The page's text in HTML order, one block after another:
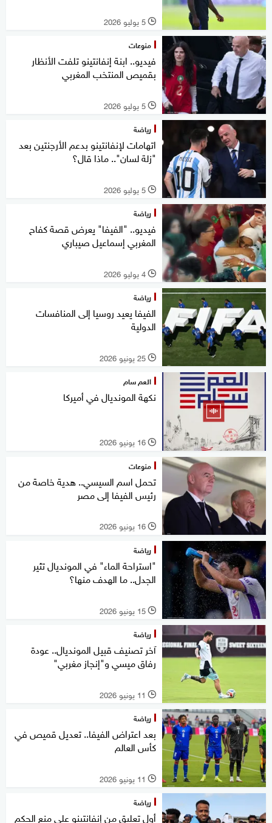
l 5 يوليو 2026
منوعات
فيديو.. ابنة إنفانتينو تلفت الأنظار
بقميص المنتخب المغربي
l 5 يوليو 2026
رياضة
اتهامات لإنفانتينو بدعم الأرجنتين بعد
"زلة لسان".. ماذا قال؟
l 5 يوليو 2026
رياضة
فيديو.. "الفيفا" يعرض قصة كفاح
المغربي إسماعيل صيباري
l 4 يوليو 2026
رياضة
الفيفا يعيد روسيا إلى المنافسات
الدولية
l 25 يونيو 2026
العم سام
نكهة المونديال في أميركا
l 16 يونيو 2026
منوعات
تحمل اسم السيسي.. هدية خاصة من
رئيس الفيفا إلى مصر
l 16 يونيو 2026
رياضة
"استراحة الماء" في المونديال تثير
الجدل.. ما الهدف منها؟
l 15 يونيو 2026
رياضة
آخر تصنيف قبيل المونديال.. عودة
رفاق ميسي و"إنجاز مغربي"
l 11 يونيو 2026
رياضة
بعد اعتراض الفيفا.. تعديل قميص في
كأس العالم
l 11 يونيو 2026
رياضة
أول تعليق من إنفانتينو على منع الحكم